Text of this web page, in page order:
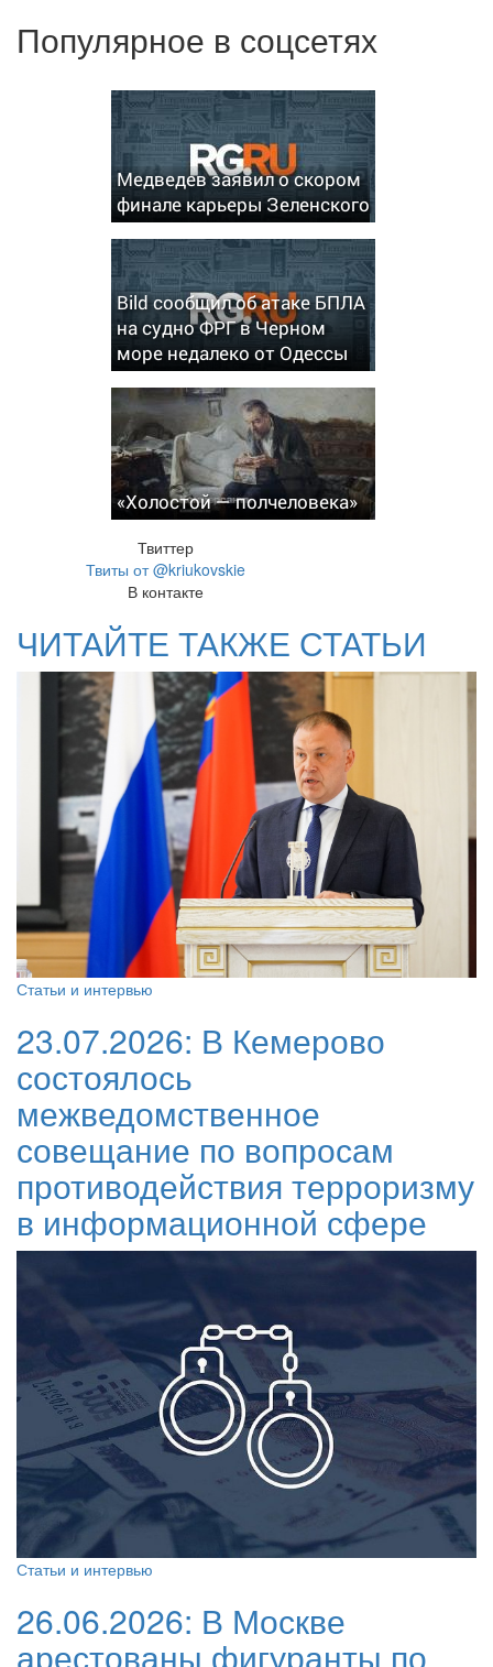
Популярное в соцсетях
Медведев заявил о скором
финале карьеры Зеленского
Bild сообщил об атаке БПЛА
на судно ФРГ в Черном
море недалеко от Одессы
«Холостой — полчеловека»
Твиттер
Твиты от @kriukovskie
В контакте
ЧИТАЙТЕ ТАКЖЕ СТАТЬИ
Статьи и интервью
23.07.2026: В Кемерово
состоялось
межведомственное
совещание по вопросам
противодействия терроризму
в информационной сфере
Статьи и интервью
26.06.2026: В Москве
арестованы фигуранты по